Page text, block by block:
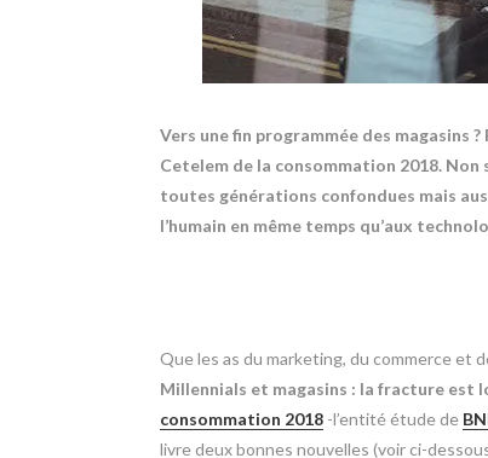
Vers une fin programmée des magasins
Cetelem de la consommation 2018. Non
toutes générations confondues mais
l’humain en même temps qu’aux
Que les as du marketing, du commerce et
Millennials et magasins : la fracture est
consommation 2018 -l’entité étude de
livre deux bonnes nouvelles (voir ci-